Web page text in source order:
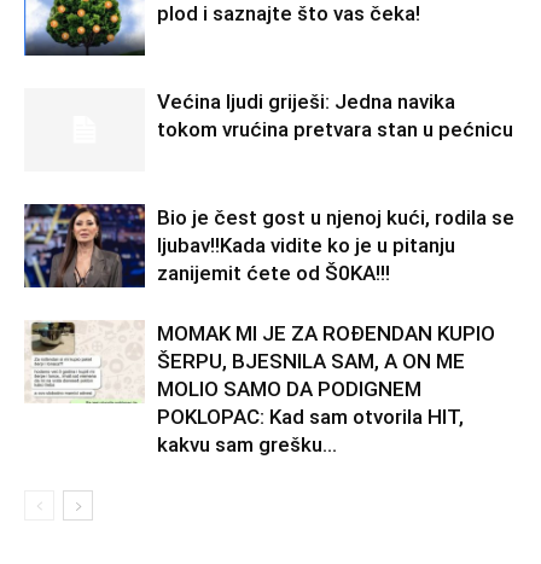
plod i saznajte što vas čeka!
Većina ljudi griješi: Jedna navika
tokom vrućina pretvara stan u pećnicu
Bio je čest gost u njenoj kući, rodila se
ljubav!!Kada vidite ko je u pitanju
zanijemit ćete od Š0KA!!!
MOMAK MI JE ZA ROĐENDAN KUPIO
ŠERPU, BJESNILA SAM, A ON ME
MOLIO SAMO DA PODIGNEM
POKLOPAC: Kad sam otvorila HIT,
kakvu sam grešku...